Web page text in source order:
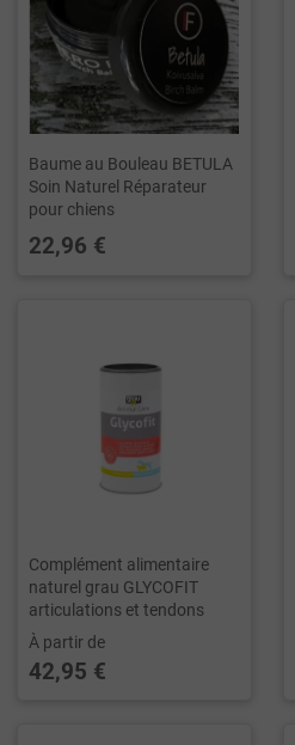
Baume au Bouleau BETULA
Soin Naturel Réparateur
pour chiens
22,96 €
Complément alimentaire
naturel grau GLYCOFIT
articulations et tendons
À partir de
42,95 €